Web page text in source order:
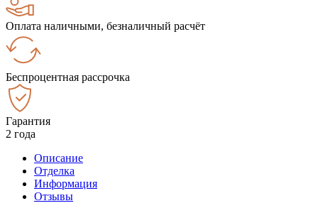
Оплата наличными, безналичный расчёт
Беспроцентная рассрочка
Гарантия
2 года
Описание
Отделка
Информация
Отзывы